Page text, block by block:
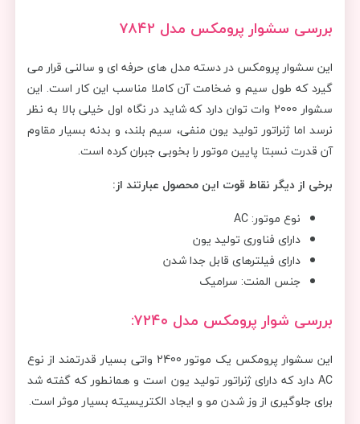
بررسی سشوار پرومکس مدل ۷۸۴۲
این سشوار پرومکس در دسته مدل های حرفه ای و سالنی قرار می
گیرد که طول سیم و ضخامت آن کاملا مناسب این کار است. این
سشوار 2000 وات توان دارد که شاید در نگاه اول خیلی بالا به نظر
نرسد اما ژنراتور تولید یون منفی، سیم بلند، و بدنه بسیار مقاوم
آن قدرت نسبتا پایین موتور را بخوبی جبران کرده است.
برخی از دیگر نقاط قوت این محصول عبارتند از:
نوع موتور: AC
دارای فناوری تولید یون
دارای فیلترهای قابل جدا شدن
جنس المنت: سرامیک
بررسی شوار پرومکس مدل ۷۲۴۰:
این سشوار پرومکس یک موتور 2400 واتی بسیار قدرتمند از نوع
AC دارد که دارای ژنراتور تولید یون است و همانطور که گفته شد
برای جلوگیری از وز شدن مو و ایجاد الکتریسیته بسیار موثر است.